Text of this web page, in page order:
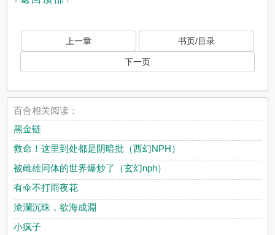
上一章 书页/目录
下一页
百合相关阅读：
黑金链
救命！这里到处都是阴暗批（西幻NPH）
被雌雄同体的世界爆炒了（玄幻nph）
有伞不打雨夜花
滄瀾沉珠，欲海成淵
小疯子